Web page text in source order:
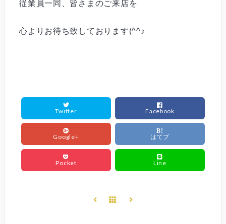
従業員一同、皆さまのご来店を
心よりお待ち致しております(^^♪
Twitter Facebook
Google+
B!
はてブ
Pocket Line